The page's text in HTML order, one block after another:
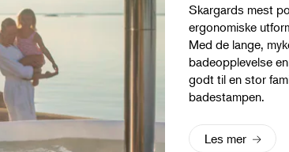
Skargards mest
ergonomiske
Med de lange,
badeopplevelse
godt til en stor
badestampen.
Les mer